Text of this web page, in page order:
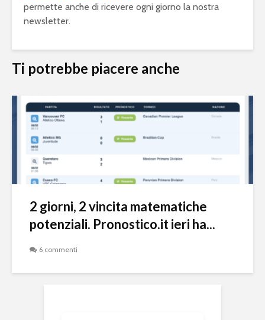
permette anche di ricevere ogni giorno la nostra
newsletter.
Ti potrebbe piacere anche
2 giorni, 2 vincita matematiche
potenziali. Pronostico.it ieri ha...
6 commenti